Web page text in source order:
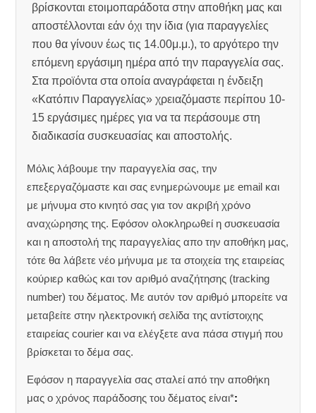
βρίσκονται ετοιμοπαράδοτα στην αποθήκη μας και
αποστέλλονται εάν όχι την ίδια (για παραγγελίες
που θα γίνουν έως τις 14.00μ.μ.), το αργότερο την
επόμενη εργάσιμη ημέρα από την παραγγελία σας.
Στα προϊόντα στα οποία αναγράφεται η ένδειξη
«Κατόπιν Παραγγελίας» χρειαζόμαστε περίπου 10-
15 εργάσιμες ημέρες για να τα περάσουμε στη
διαδικασία συσκευασίας και αποστολής.
Μόλις λάβουμε την παραγγελία σας, την
επεξεργαζόμαστε και σας ενημερώνουμε με email και
με μήνυμα στο κινητό σας για τον ακριβή χρόνο
αναχώρησης της. Εφόσον ολοκληρωθεί η συσκευασία
και η αποστολή της παραγγελίας απο την αποθήκη μας,
τότε θα λάβετε νέο μήνυμα με τα στοιχεία της εταιρείας
κούριερ καθώς και τον αριθμό αναζήτησης (tracking
number) του δέματος. Με αυτόν τον αριθμό μπορείτε να
μεταβείτε στην ηλεκτρονική σελίδα της αντίστοιχης
εταιρείας courier και να ελέγξετε ανα πάσα στιγμή που
βρίσκεται το δέμα σας.
Εφόσον η παραγγελία σας σταλεί από την αποθήκη
μας ο χρόνος παράδοσης του δέματος είναι*: